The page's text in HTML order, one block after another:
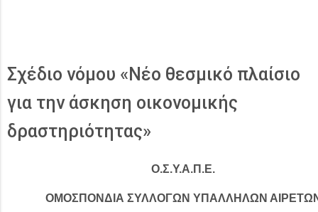
Σχέδιο νόμου «Νέο θεσμικό πλαίσιο
για την άσκηση οικονομικής
δραστηριότητας»
Ο.Σ.Υ.Α.Π.Ε.
ΟΜΟΣΠΟΝΔΙΑ ΣΥΛΛΟΓΩΝ ΥΠΑΛΛΗΛΩΝ